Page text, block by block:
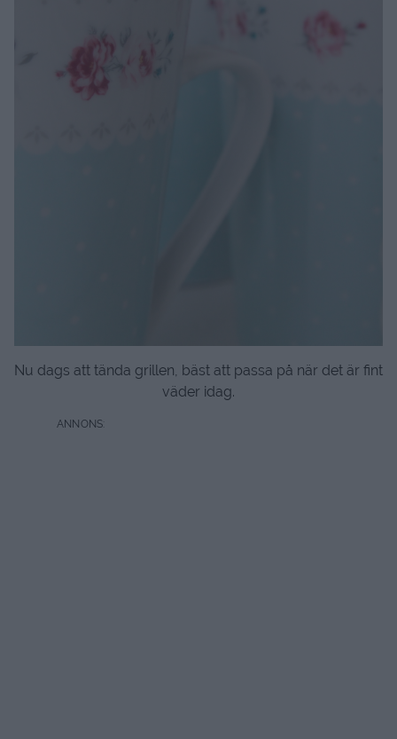
Nu dags att tända grillen, bäst att passa på när det är fint
väder idag.